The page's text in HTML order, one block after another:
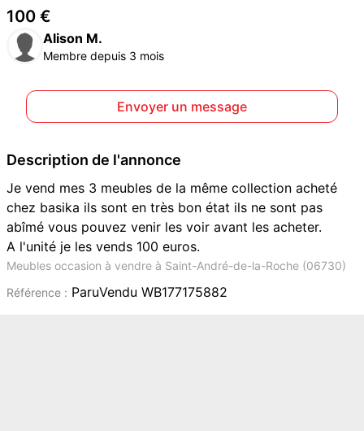
100 €
Alison M.
Membre depuis 3 mois
Envoyer un message
Description de l'annonce
Je vend mes 3 meubles de la même collection acheté
chez basika ils sont en très bon état ils ne sont pas
abîmé vous pouvez venir les voir avant les acheter.
A l'unité je les vends 100 euros.
Meubles occasion à vendre à Saint-André-de-la-Roche (06730)
Référence : ParuVendu WB177175882